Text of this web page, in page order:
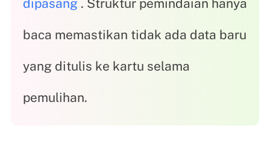
dipasang. Struktur pemindaian hanya
baca memastikan tidak ada data baru
yang ditulis ke kartu selama
pemulihan.